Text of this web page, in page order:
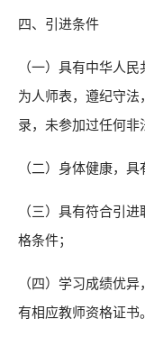
四、引进条件
（一）具有中华人
为人师表，遵纪守
录，未参加过任何非
（二）身体健康，
（三）具有符合引
格条件；
（四）学习成绩优
有相应教师资格证书。